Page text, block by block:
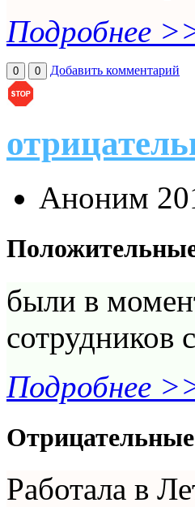
Подробнее
0 0 Добавить комментарий
Аноним
были в
сотрудников
Подробнее
Работала в